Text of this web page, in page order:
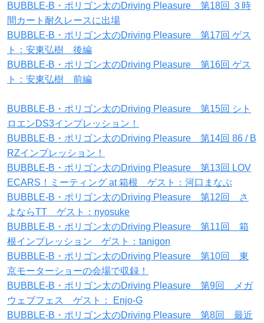
BUBBLE-B・ポリゴン太のDriving Pleasure 第18回 ３時
間カート耐久レースに出場
BUBBLE-B・ポリゴン太のDriving Pleasure 第17回 ゲス
ト：安東弘樹 後編
BUBBLE-B・ポリゴン太のDriving Pleasure 第16回 ゲス
ト：安東弘樹 前編
BUBBLE-B・ポリゴン太のDriving Pleasure 第15回 シト
ロエンDS3インプレッション！
BUBBLE-B・ポリゴン太のDriving Pleasure 第14回 86 / B
RZインプレッション！
BUBBLE-B・ポリゴン太のDriving Pleasure 第13回 LOV
ECARS！ミーティング at 箱根 ゲスト：河口まなぶ
BUBBLE-B・ポリゴン太のDriving Pleasure 第12回 さ
よならTT ゲスト：nyosuke
BUBBLE-B・ポリゴン太のDriving Pleasure 第11回 箱
根インプレッション ゲスト：tanigon
BUBBLE-B・ポリゴン太のDriving Pleasure 第10回 東
京モーターショーの会場で収録！
BUBBLE-B・ポリゴン太のDriving Pleasure 第9回 メガ
ウェブフェス ゲスト： Enjo-G
BUBBLE-B・ポリゴン太のDriving Pleasure 第8回 最近